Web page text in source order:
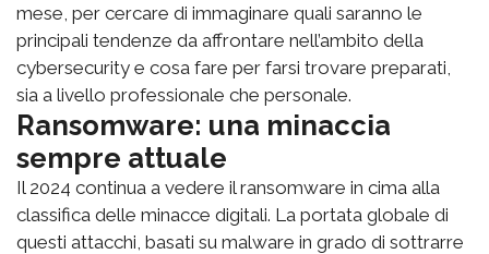
mese, per cercare di immaginare quali saranno le
principali tendenze da affrontare nell’ambito della
cybersecurity e cosa fare per farsi trovare preparati,
sia a livello professionale che personale.
Ransomware: una minaccia
sempre attuale
Il 2024 continua a vedere il ransomware in cima alla
classifica delle minacce digitali. La portata globale di
questi attacchi, basati su malware in grado di sottrarre